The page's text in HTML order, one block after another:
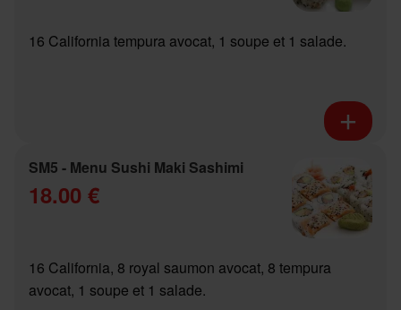
16 California tempura avocat, 1 soupe et 1 salade.
SM5 - Menu Sushi Maki Sashimi
18.00 €
16 California, 8 royal saumon avocat, 8 tempura
avocat, 1 soupe et 1 salade.